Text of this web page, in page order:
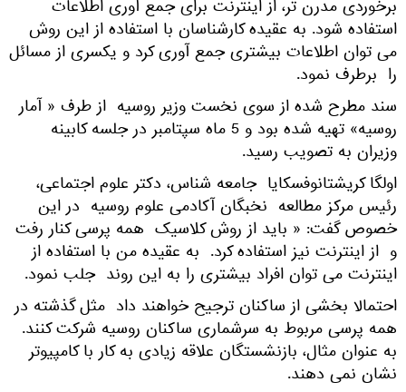
برخوردی مدرن تر، از اینترنت برای جمع آوری اطلاعات
استفاده شود. به عقیده کارشناسان با استفاده از این روش
می توان اطلاعات بیشتری جمع آوری کرد و یکسری از مسائل
را برطرف نمود.
سند مطرح شده از سوی نخست وزیر روسیه از طرف « آمار
روسیه» تهیه شده بود و 5 ماه سپتامبر در جلسه کابینه
وزیران به تصویب رسید.
اولگا کریشتانوفسکایا جامعه شناس، دکتر علوم اجتماعی،
رئیس مرکز مطالعه نخبگان آکادمی علوم روسیه در این
خصوص گفت: « باید از روش کلاسیک همه پرسی کنار رفت
و از اینترنت نیز استفاده کرد. به عقیده من با استفاده از
اینترنت می توان افراد بیشتری را به این روند جلب نمود.
احتمالا بخشی از ساکنان ترجیح خواهند داد مثل گذشته در
همه پرسی مربوط به سرشماری ساکنان روسیه شرکت کنند.
به عنوان مثال، بازنشستگان علاقه زیادی به کار با کامپیوتر
نشان نمی دهند.